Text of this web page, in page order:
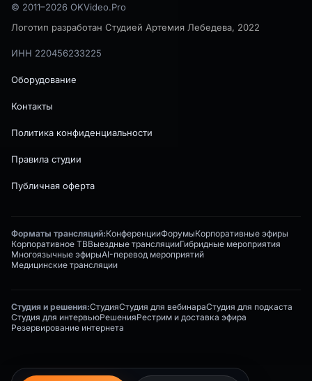
© 2011–2026 OKVideo.Pro
Логотип разработан Студией Артемия Лебедева, 2022
ИНН 220456233225
Оборудование
Контакты
Политика конфиденциальности
Правила студии
Публичная оферта
Форматы трансляций:КонференцииФорумыКорпоративные эфиры
Корпоративное ТВВыездные трансляцииГибридные мероприятия
Многоязычные эфирыAI-перевод мероприятий
Медицинские трансляции
Студия и решения:СтудияСтудия для вебинараСтудия для подкаста
Студия для интервьюРешенияРестрим и доставка эфира
Резервирование интернета